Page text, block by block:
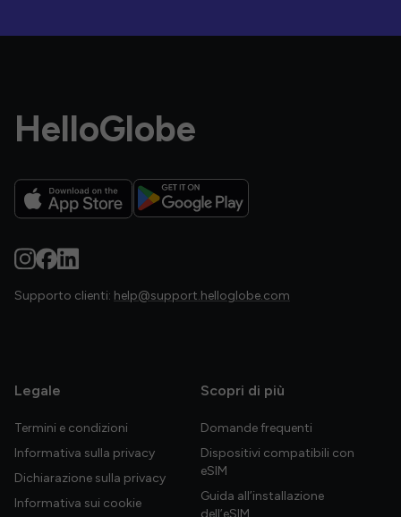
HelloGlobe
Supporto clienti: help@support.helloglobe.com
Legale
Termini e condizioni
Informativa sulla privacy
Dichiarazione sulla privacy
Informativa sui cookie
Scopri di più
Domande frequenti
Dispositivi compatibili con
eSIM
Guida all’installazione
dell’eSIM